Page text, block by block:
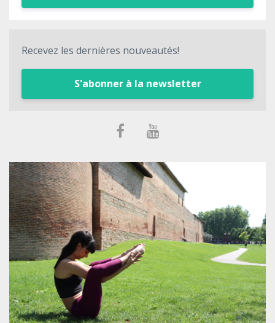
Recevez les dernières nouveautés!
S'abonner à la newsletter